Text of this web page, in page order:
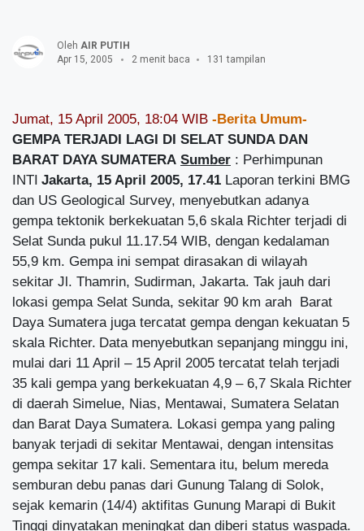
Oleh AIR PUTIH
Apr 15, 2005
2 menit baca 131 tampilan
Jumat, 15 April 2005, 18:04 WIB -Berita Umum-
GEMPA TERJADI LAGI DI SELAT SUNDA DAN
BARAT DAYA SUMATERA Sumber : Perhimpunan
INTI Jakarta, 15 April 2005, 17.41 Laporan terkini BMG
dan US Geological Survey, menyebutkan adanya
gempa tektonik berkekuatan 5,6 skala Richter terjadi di
Selat Sunda pukul 11.17.54 WIB, dengan kedalaman
55,9 km. Gempa ini sempat dirasakan di wilayah
sekitar Jl. Thamrin, Sudirman, Jakarta. Tak jauh dari
lokasi gempa Selat Sunda, sekitar 90 km arah Barat
Daya Sumatera juga tercatat gempa dengan kekuatan 5
skala Richter. Data menyebutkan sepanjang minggu ini,
mulai dari 11 April – 15 April 2005 tercatat telah terjadi
35 kali gempa yang berkekuatan 4,9 – 6,7 Skala Richter
di daerah Simelue, Nias, Mentawai, Sumatera Selatan
dan Barat Daya Sumatera. Lokasi gempa yang paling
banyak terjadi di sekitar Mentawai, dengan intensitas
gempa sekitar 17 kali. Sementara itu, belum mereda
semburan debu panas dari Gunung Talang di Solok,
sejak kemarin (14/4) aktifitas Gunung Marapi di Bukit
Tinggi dinyatakan meningkat dan diberi status waspada.